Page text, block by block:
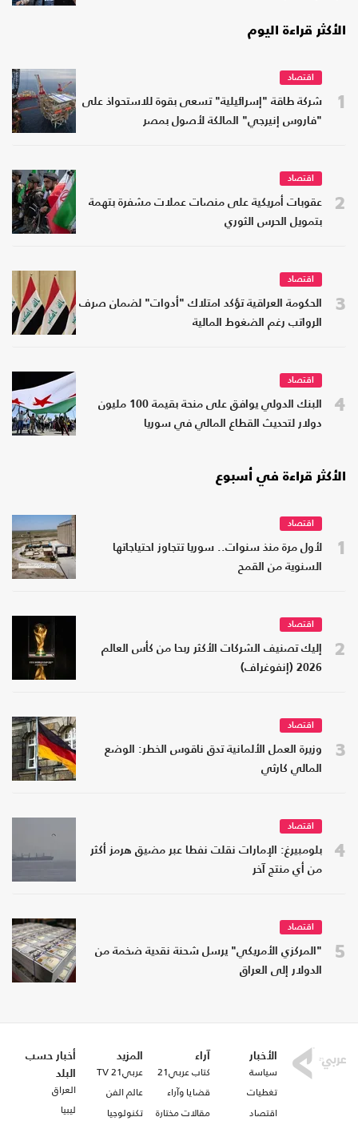
الأكثر قراءة اليوم
1
اقتصاد
شركة طاقة "إسرائيلية" تسعى بقوة للاستحواذ على
"فاروس إنيرجي" المالكة لأصول بمصر
2
اقتصاد
عقوبات أمريكية على منصات عملات مشفرة بتهمة
بتمويل الحرس الثوري
3
اقتصاد
الحكومة العراقية تؤكد امتلاك "أدوات" لضمان صرف
الرواتب رغم الضغوط المالية
4
اقتصاد
البنك الدولي يوافق على منحة بقيمة 100 مليون
دولار لتحديث القطاع المالي في سوريا
الأكثر قراءة في أسبوع
1
اقتصاد
لأول مرة منذ سنوات.. سوريا تتجاوز احتياجاتها
السنوية من القمح
2
اقتصاد
إليك تصنيف الشركات الأكثر ربحا من كأس العالم
2026 (إنفوغراف)
3
اقتصاد
وزيرة العمل الألمانية تدق ناقوس الخطر: الوضع
المالي كارثي
4
اقتصاد
بلومبيرغ: الإمارات نقلت نفطا عبر مضيق هرمز أكثر
من أي منتج آخر
5
اقتصاد
"المركزي الأمريكي" يرسل شحنة نقدية ضخمة من
الدولار إلى العراق
الأخبار
سياسة
تغطيات
اقتصاد
آراء
كتاب عربي21
قضايا وآراء
مقالات مختارة
المزيد
عربي21 TV
عالم الفن
تكنولوجيا
أخبار حسب
البلد
العراق
ليبيا